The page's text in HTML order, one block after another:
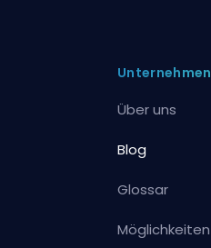
Unternehmen
Über uns
Blog
Glossar
Möglichkeiten